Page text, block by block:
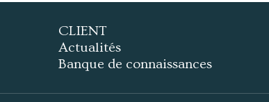
CLIENT
Actualités
Banque de connaissances